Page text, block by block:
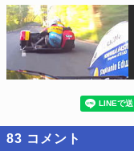
83 コメント